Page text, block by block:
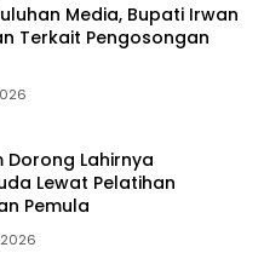
Media, Bupati Irwan
Terkait Pengosongan
Dorong Lahirnya
Lewat Pelatihan
Pemula